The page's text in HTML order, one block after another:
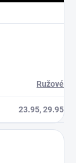
Ružové
23.95, 29.95